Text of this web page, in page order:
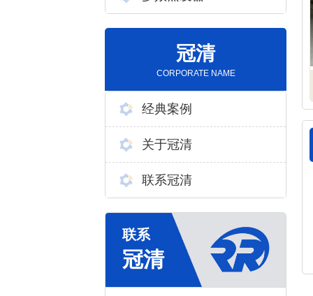
冠清
CORPORATE NAME
经典案例
关于冠清
联系冠清